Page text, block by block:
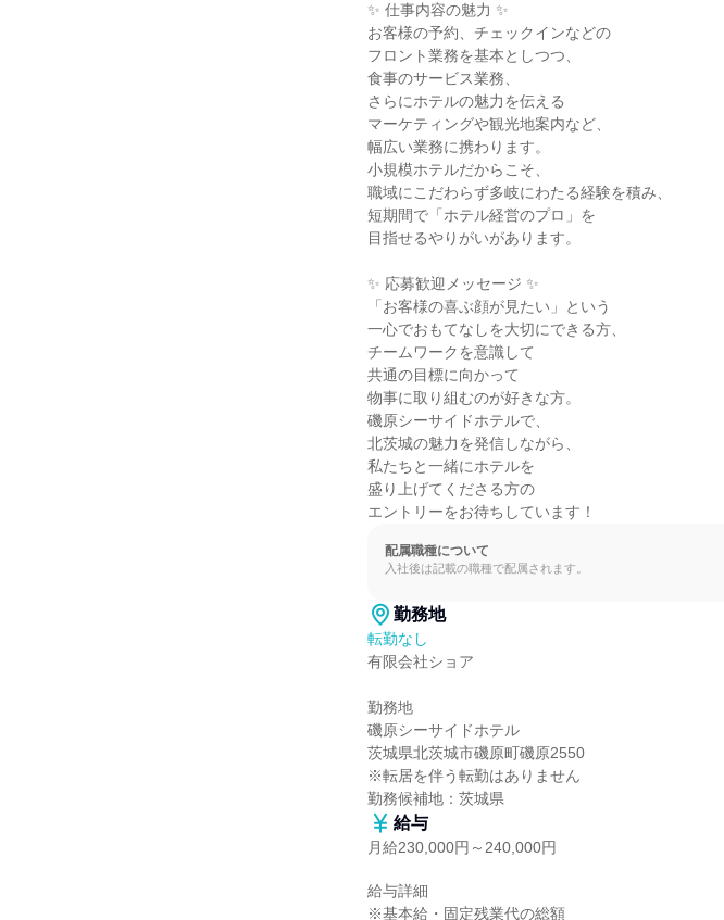
✨ 仕事内容の魅力 ✨
お客様の予約、チェックインなどの
フロント業務を基本としつつ、
食事のサービス業務、
さらにホテルの魅力を伝える
マーケティングや観光地案内など、
幅広い業務に携わります。
小規模ホテルだからこそ、
職域にこだわらず多岐にわたる経験を積み、
短期間で「ホテル経営のプロ」を
目指せるやりがいがあります。
✨ 応募歓迎メッセージ ✨
「お客様の喜ぶ顔が見たい」という
一心でおもてなしを大切にできる方、
チームワークを意識して
共通の目標に向かって
物事に取り組むのが好きな方。
磯原シーサイドホテルで、
北茨城の魅力を発信しながら、
私たちと一緒にホテルを
盛り上げてくださる方の
エントリーをお待ちしています！
配属職種について
入社後は記載の職種で配属されます。
勤務地
転勤なし
有限会社ショア
勤務地
磯原シーサイドホテル
茨城県北茨城市磯原町磯原2550
※転居を伴う転勤はありません
勤務候補地：茨城県
給与
月給230,000円～240,000円
給与詳細
※基本給・固定残業代の総額